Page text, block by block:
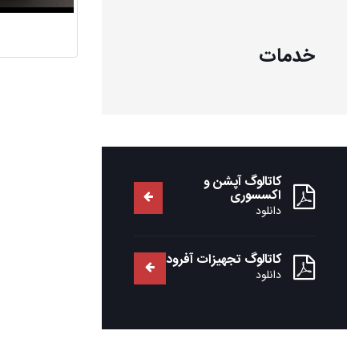
خدمات
کاتالوگ آپشن و
اکسسوری
دانلود
کاتالوگ تجهیزات آفرود
دانلود